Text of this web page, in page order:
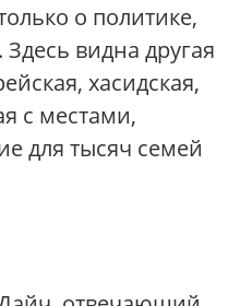
о политике,
видна другая
хасидская,
с местами,
для тысяч семей